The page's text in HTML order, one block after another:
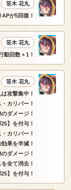
笹木 花丸
が5回復！
笹木 花丸
動回数＋1！
笹木 花丸
攻撃集中！
カリバー！
ダメージ！
】を付与！
カリバー！
果を半減！
ダメージ！
全て消去！
】を付与！